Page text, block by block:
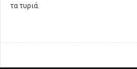
τα τυριά.